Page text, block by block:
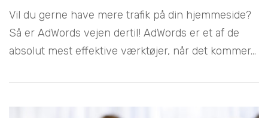
Vil du gerne have mere trafik på din hjemmeside?
Så er AdWords vejen dertil! AdWords er et af de
absolut mest effektive værktøjer, når det kommer...